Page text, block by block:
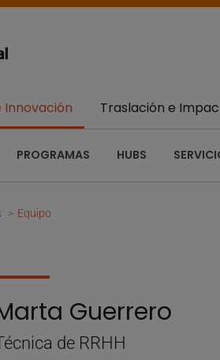
Innovación
PROGRAMAS HUBS
Traslación e
Equipo
Guerrero
de RRHH